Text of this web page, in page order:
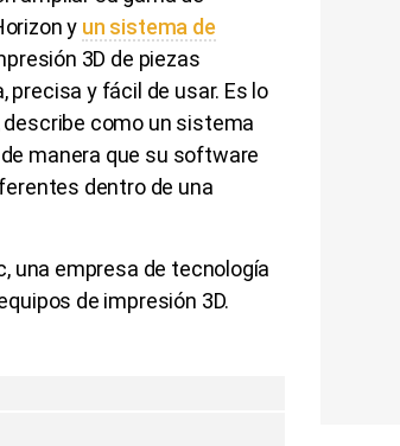
y un sistema de
3D de piezas
y fácil de usar. Es lo
describe como un sistema
manera que su software
dentro de una
una empresa de tecnología
de impresión 3D.